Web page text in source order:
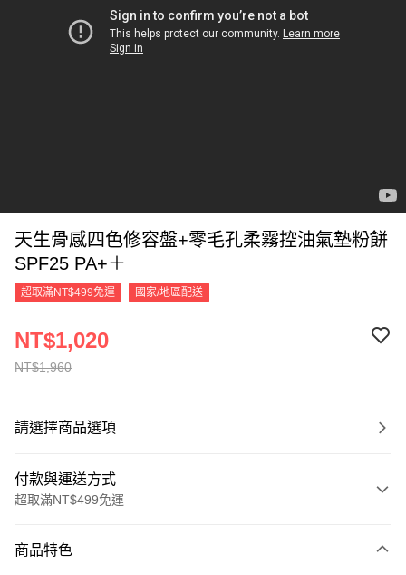
天生骨感四色修容盤+零毛孔柔霧控油氣墊粉餅
SPF25 PA+＋
超取滿NT$499免運 國家/地區配送
NT$1,960
NT$1,020
請選擇商品選項
付款與運送方式
超取滿NT$499免運
信用卡一次付款
商品特色